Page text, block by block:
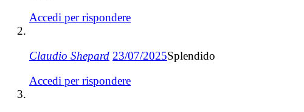
Accedi per rispondere
Claudio Shepard 23/07/2025Splendido
Accedi per rispondere